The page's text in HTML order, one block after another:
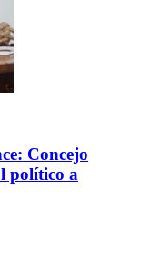
Concejo
político a